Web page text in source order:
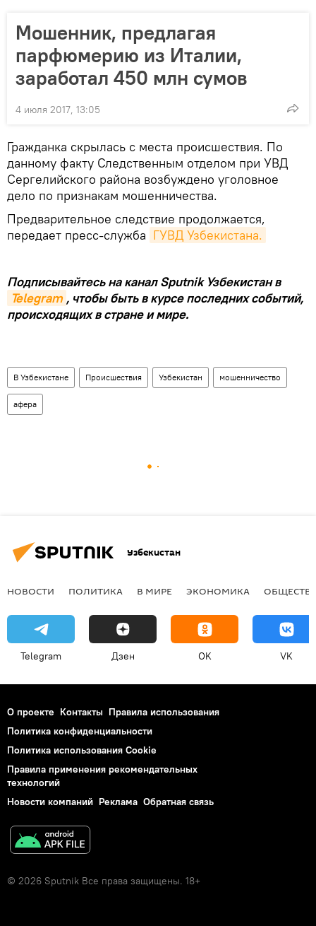
Мошенник, предлагая
парфюмерию из Италии,
заработал 450 млн сумов
4 июля 2017, 13:05
Гражданка скрылась с места происшествия. По
данному факту Следственным отделом при УВД
Сергелийского района возбуждено уголовное
дело по признакам мошенничества.
Предварительное следствие продолжается,
передает пресс-служба ГУВД Узбекистана.
Подписывайтесь на канал Sputnik Узбекистан в
Telegram , чтобы быть в курсе последних событий,
происходящих в стране и мире.
В Узбекистане Происшествия Узбекистан мошенничество
афера
Узбекистан
НОВОСТИ ПОЛИТИКА В МИРЕ ЭКОНОМИКА
Telegram Дзен OK VK
О проекте Контакты Правила использования
Политика конфиденциальности
Политика использования Cookie
Правила применения рекомендательных
технологий
Новости компаний Реклама Обратная связь
© 2026 Sputnik Все права защищены. 18+